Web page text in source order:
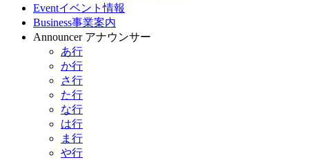
Eventイベント情報
Business事業案内
Announcer アナウンサー
あ行
か行
さ行
た行
な行
は行
ま行
や行